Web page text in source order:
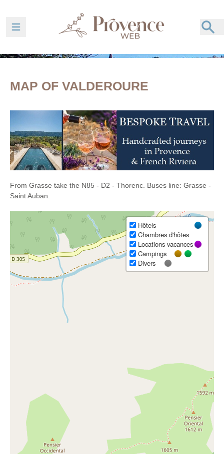
Ouvrir la barre de navigation
MAP OF VALDEROURE
From Grasse take the N85 - D2 - Thorenc. Buses line: Grasse -
Saint Auban.
Hôtels
Chambres d'hôtes
Locations vacances
Campings
Divers